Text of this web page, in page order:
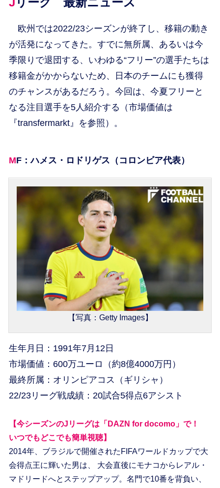
欧州では2022/23シーズンが終了し、移籍の動き
が活発になってきた。すでに無所属、あるいは今
季限りで退団する、いわゆる“フリー”の選手たちは
移籍金がかからないため、日本のチームにも獲得
のチャンスがあるだろう。今回は、今夏フリーと
なる注目選手を5人紹介する（市場価値は
『transfermarkt』を参照）。
MF：ハメス・ロドリゲス（コロンビア代表）
【写真：Getty Images】
生年月日：1991年7月12日
市場価値：600万ユーロ（約8億4000万円）
最終所属：オリンピアコス（ギリシャ）
22/23リーグ戦成績：20試合5得点6アシスト
【今シーズンのJリーグは「DAZN for docomo」で！
いつでもどこでも簡単視聴】
2014年、ブラジルで開催されたFIFAワールドカップで大
会得点王に輝いた男は、 大会直後にモナコからレアル・
マドリードへとステップアップ。名門で10番を背負い、